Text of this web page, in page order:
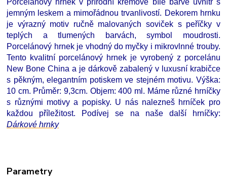
Porcelánový hrnek v přírodní krémově bílé barvě uvnitř s
jemným leskem a mimořádnou trvanlivostí. Dekorem hrnku
je výrazný motiv ručně malovaných soviček s peříčky v
teplých a tlumených barvách, symbol moudrosti.
Porcelánový hrnek je vhodný do myčky i mikrovlnné trouby.
Tento kvalitní porcelánový hrnek je vyrobený z porcelánu
New Bone China a je dárkově zabalený v luxusní krabičce
s pěkným, elegantním potiskem ve stejném motivu. Výška:
10 cm. Průměr: 9,3cm. Objem: 400 ml. Máme různé hrníčky
s různými motivy a popisky. U nás nalezneš hrníček pro
každou příležitost. Podívej se na naše další hrníčky:
Dárkové hrnky
Parametry